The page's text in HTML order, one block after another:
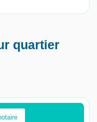
quartier